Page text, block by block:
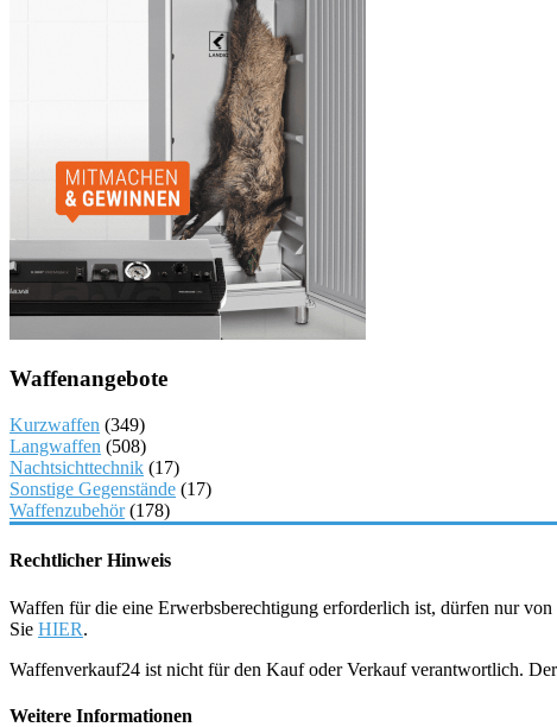
Waffenangebote
Kurzwaffen (349)
Langwaffen (508)
Nachtsichttechnik (17)
Sonstige Gegenstände (17)
Waffenzubehör(178)
Rechtlicher Hinweis
Waffen für die eine Erwerbsberechtigung erforderlich ist, dürfen nur
Sie HIER.
Waffenverkauf24 ist nicht für den Kauf oder Verkauf verantwortlich.
Weitere Informationen